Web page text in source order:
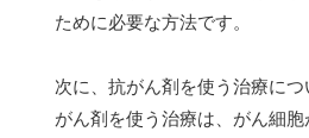
ために必要な方法です。
次に、抗がん剤を使う治療に
がん剤を使う治療は、がん細